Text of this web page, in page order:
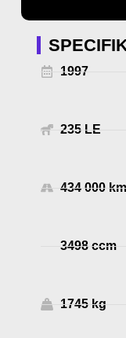
1997
235 LE
434 000 km
3498 ccm
1745 kg